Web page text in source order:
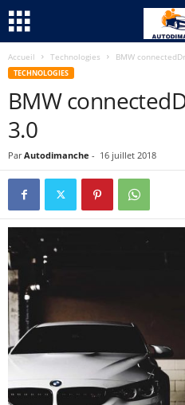
Accueil Technologies BMW
TECHNOLOGIES
BMW
3.0
Par Autodimanche - 16 juillet 2018